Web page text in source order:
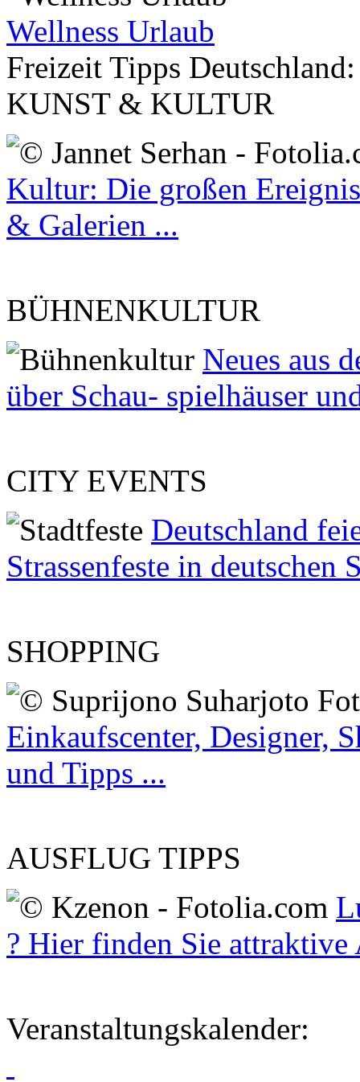
Wellness Urlaub
Freizeit Tipps Deutschland:
KUNST & KULTUR
Kultur: Die großen
& Galerien ...
BÜHNENKULTUR
Neues aus
über Schau- spielhäuser
CITY EVENTS
Deutschland
Strassenfeste in deutschen
SHOPPING
Einkaufscenter, Designer,
und Tipps ...
AUSFLUG TIPPS
? Hier finden Sie
Veranstaltungskalender: